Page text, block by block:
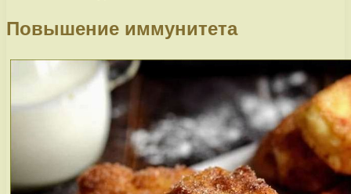
Повышение иммунитета